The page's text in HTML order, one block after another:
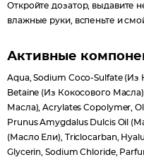
Откройте дозатор, выдавите
влажные руки, вспеньте и
Активные
Aqua, Sodium Сoco-Sulfate (Из
Betaine (Из Кокосового
Масла), Acrylates Copolymer,
Prunus Amygdalus Dulcis Oil
(Масло Ели), Triclocarban,
Glycerin, Sodium Chloride,